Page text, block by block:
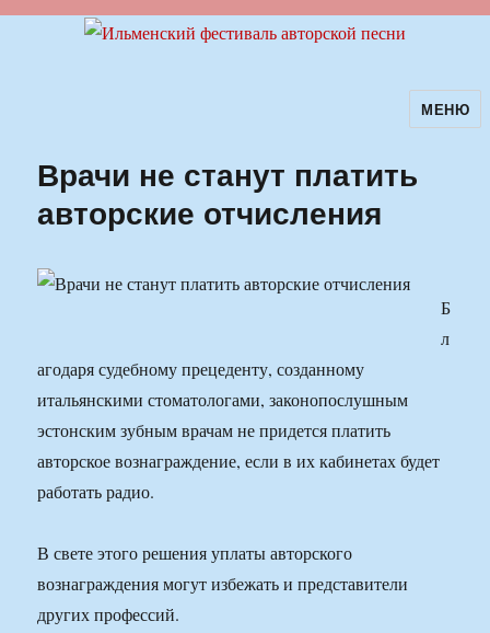
Ильменский фестиваль авторскойМЕНЮ
Врачи не станут платить
авторские отчисления
Б
л
агодаря судебному прецеденту, созданному
итальянскими стоматологами, законопослушным
эстонским зубным врачам не придется платить
авторское вознаграждение, если в их кабинетах будет
работать радио.
В свете этого решения уплаты авторского
вознаграждения могут избежать и представители
других профессий.